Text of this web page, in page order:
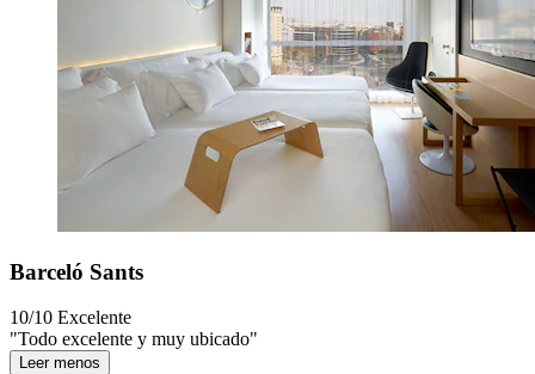
Barceló Sants
10/10 Excelente
"Todo excelente y muy ubicado"
Leer menos